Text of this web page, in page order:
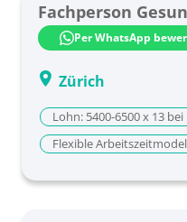
Fachperson
Per WhatsApp
Zürich
Lohn: 5400-6500 x 13 bei
Flexible